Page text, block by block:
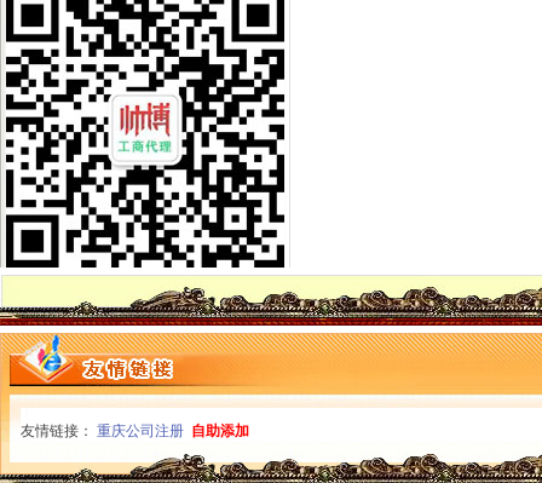
郑州报关代理黄页、郑州报关代理公司名录、郑州报关代理供应商、
比利时PP保险杠进口清关代理公司|如何操作_云同盟
重庆地铁隧道项目引进盾构机设备招标报关代理公司
路运代理业务厂家_路运代理业务厂家/公司-阿里巴巴公司黄页
朝天门代办进出口公司
朝天门火锅加盟_朝天门火锅加盟店_朝天门火锅加盟费多少-中国连锁网
【2014年重庆市名瑞服饰连锁有限公司新招聘信息_电话_地址】-赶
代办3000万公司执照转让代办3000万公司业务的费用-直辖市重庆咨
重庆蝶丽人贸易有限公司2017新招聘信息_电话_地址-58企业名录
国庆到南坪买进口商品价格低便宜30%_新浪新闻
重庆重庆西源商标代理有限公司附近酒店【携程酒店】_第7页
春装出口白板朝天门老板喊急-资讯中心-中国服装网
【重庆茶叶土产进出口公司大地贸易分公司】重庆茶叶土产进出口公
【重庆招商国际旅行社有限公司朝天门门市部】_重庆招商国际旅行社
重庆天门商场朝天门第十三交易区附近酒店【携程酒店】
大坪代办进出口公司
帅博工商*办重庆公司注册-帅博工商咨询服务部
黄埔区代办工商注册黄埔区申请一般纳税人图片大全,广州大坪企业
友情链接： 重庆公司注册 自助添加